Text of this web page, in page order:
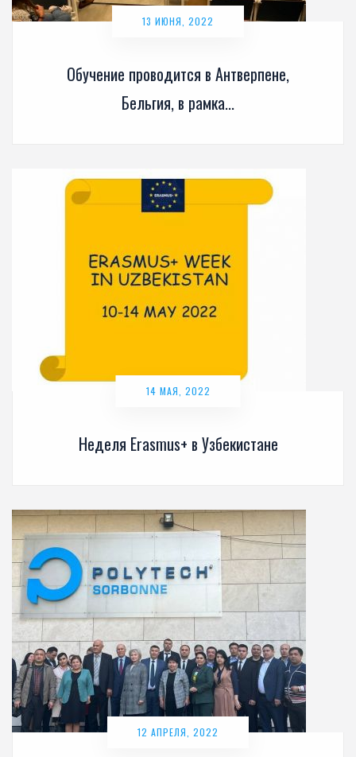
Обучение проводится в Антверпене,
Бельгия, в рамка...
13 ИЮНЯ, 2022
Неделя Erasmus+ в Узбекистане
14 МАЯ, 2022
12 АПРЕЛЯ, 2022